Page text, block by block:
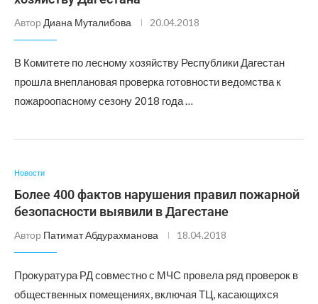
Автор Диана Муталибова 20.04.2018
В Комитете по лесному хозяйству Республики Дагестан
прошла внеплановая проверка готовности ведомства к
пожароопасному сезону 2018 года …
Новости
Более 400 фактов нарушения правил пожарной
безопасности выявили в Дагестане
Автор Патимат Абдурахманова 18.04.2018
Прокуратура РД совместно с МЧС провела ряд проверок в
общественных помещениях, включая ТЦ, касающихся